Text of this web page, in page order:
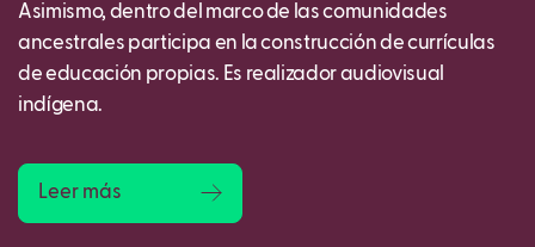
Asimismo, dentro del marco de las comunidades
ancestrales participa en la construcción de currículas
de educación propias. Es realizador audiovisual
indígena.
Leer más